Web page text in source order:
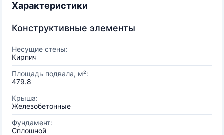
Характеристики
Конструктивные элементы
Несущие стены:
Кирпич
Площадь подвала, м²:
479.8
Крыша:
Железобетонные
Фундамент:
Сплошной